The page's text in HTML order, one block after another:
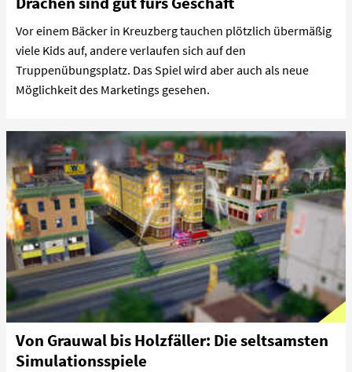
Vor einem Bäcker in Kreuzberg tauchen plötzlich übermäßig
viele Kids auf, andere verlaufen sich auf den
Truppenübungsplatz. Das Spiel wird aber auch als neue
Möglichkeit des Marketings gesehen.
Von Grauwal bis Holzfäller: Die seltsamsten
Simulationsspiele